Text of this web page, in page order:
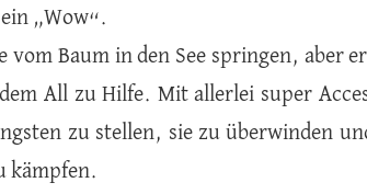
„Wow“.
vom Baum in den See springen, aber
All zu Hilfe. Mit allerlei super
zu stellen, sie zu überwinden
kämpfen.